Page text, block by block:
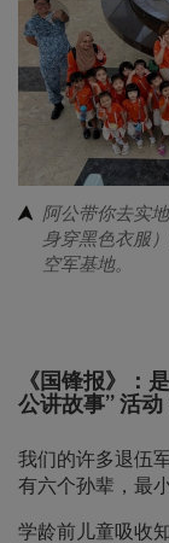
阿公带你去实
身穿黑色衣服
空军基地。
《国锋报》：
公讲故事” 活动
我们的许多退伍
有六个孙辈，最
学龄前儿童吸收